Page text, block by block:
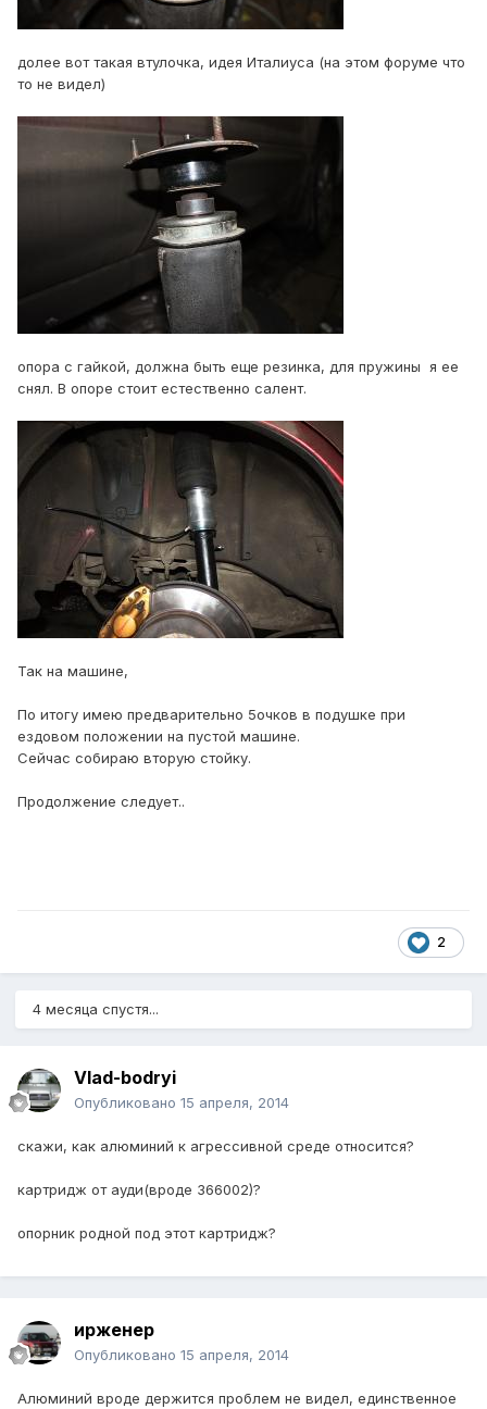
долее вот такая втулочка, идея Италиуса (на этом форуме что
то не видел)
опора с гайкой, должна быть еще резинка, для пружины я ее
снял. В опоре стоит естественно салент.
Так на машине,
По итогу имею предварительно 5очков в подушке при
ездовом положении на пустой машине.
Сейчас собираю вторую стойку.
Продолжение следует..
2
4 месяца спустя...
Vlad-bodryi
Опубликовано 15 апреля, 2014
скажи, как алюминий к агрессивной среде относится?
картридж от ауди(вроде 366002)?
опорник родной под этот картридж?
ирженер
Опубликовано 15 апреля, 2014
Алюминий вроде держится проблем не видел, единственное